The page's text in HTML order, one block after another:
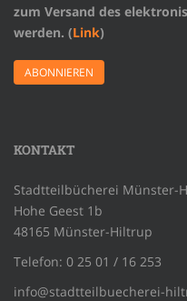
zum Versand des
werden. (Link)
KONTAKT
Stadtteilbücherei Münster-
Hohe Geest 1b
48165 Münster-Hiltrup
Telefon: 0 25 01 / 16 253
info@stadtteilbuecherei-